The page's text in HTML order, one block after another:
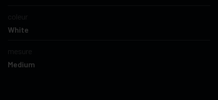
coleur
White
mesure
Medium